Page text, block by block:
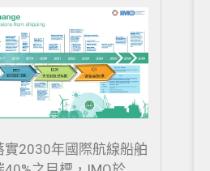
實2030年國際航線船舶